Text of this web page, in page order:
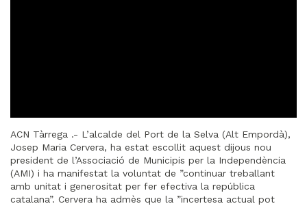
ACN Tàrrega .- L’alcalde del Port de la Selva (Alt Empordà),
Josep Maria Cervera, ha estat escollit aquest dijous nou
president de l’Associació de Municipis per la Independència
(AMI) i ha manifestat la voluntat de ”continuar treballant
amb unitat i generositat per fer efectiva la república
catalana”. Cervera ha admès que la ”incertesa actual pot